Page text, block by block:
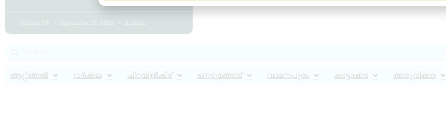
Admin YS September 27, 2022 11:13 am
ആറ്റിങ്ങൽ വർക്കല ചിറയിൻകീഴ് നെടുമങ്ങാട് വാമനപുരം കാട്ടാക്കട അരുവിക്കര